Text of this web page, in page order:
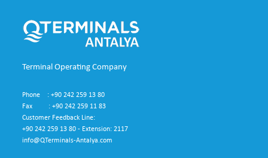
Terminal Operating Company
Phone : +90 242 259 13 80
Fax : +90 242 259 11 83
Customer Feedback Line:
+90 242 259 13 80 - Extension: 2117
info@QTerminals-Antalya.com